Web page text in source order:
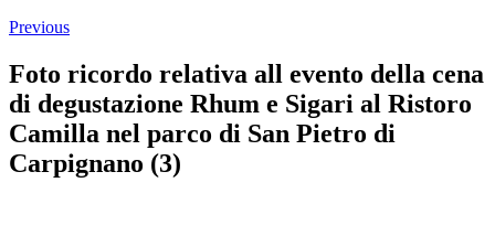
Previous
Foto ricordo relativa all evento della cena
di degustazione Rhum e Sigari al Ristoro
Camilla nel parco di San Pietro di
Carpignano (3)